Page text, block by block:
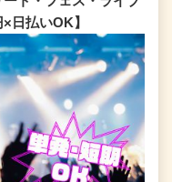
日払いOK】